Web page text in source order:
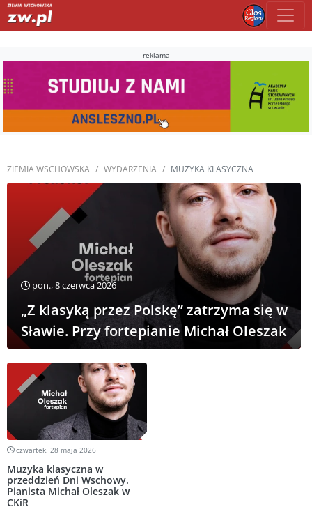
reklama
ZIEMIA WSCHOWSKA WYDARZENIA MUZYKA KLASYCZNA
pon., 8 czerwca 2026
„Z klasyką przez Polskę” zatrzyma się w
Sławie. Przy fortepianie Michał Oleszak
czwartek, 28 maja 2026
Muzyka klasyczna w
przeddzień Dni Wschowy.
Pianista Michał Oleszak w
CKiR